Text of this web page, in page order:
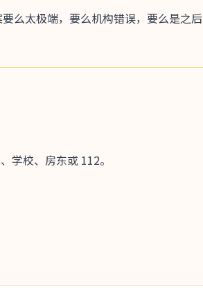
么太极端，要么机构错误，要么是之后
校、房东或 112。